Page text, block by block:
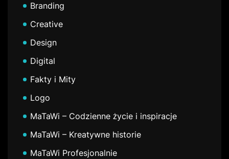
Branding
Creative
Design
Digital
Fakty i Mity
Logo
MaTaWi – Codzienne życie i inspiracje
MaTaWi – Kreatywne historie
MaTaWi Profesjonalnie